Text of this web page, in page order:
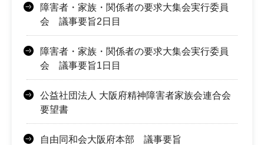
障害者・家族・関係者の要求大集会実行委員
会 議事要旨2日目
障害者・家族・関係者の要求大集会実行委員
会 議事要旨1日目
公益社団法人 大阪府精神障害者家族会連合会
要望書
自由同和会大阪府本部 議事要旨